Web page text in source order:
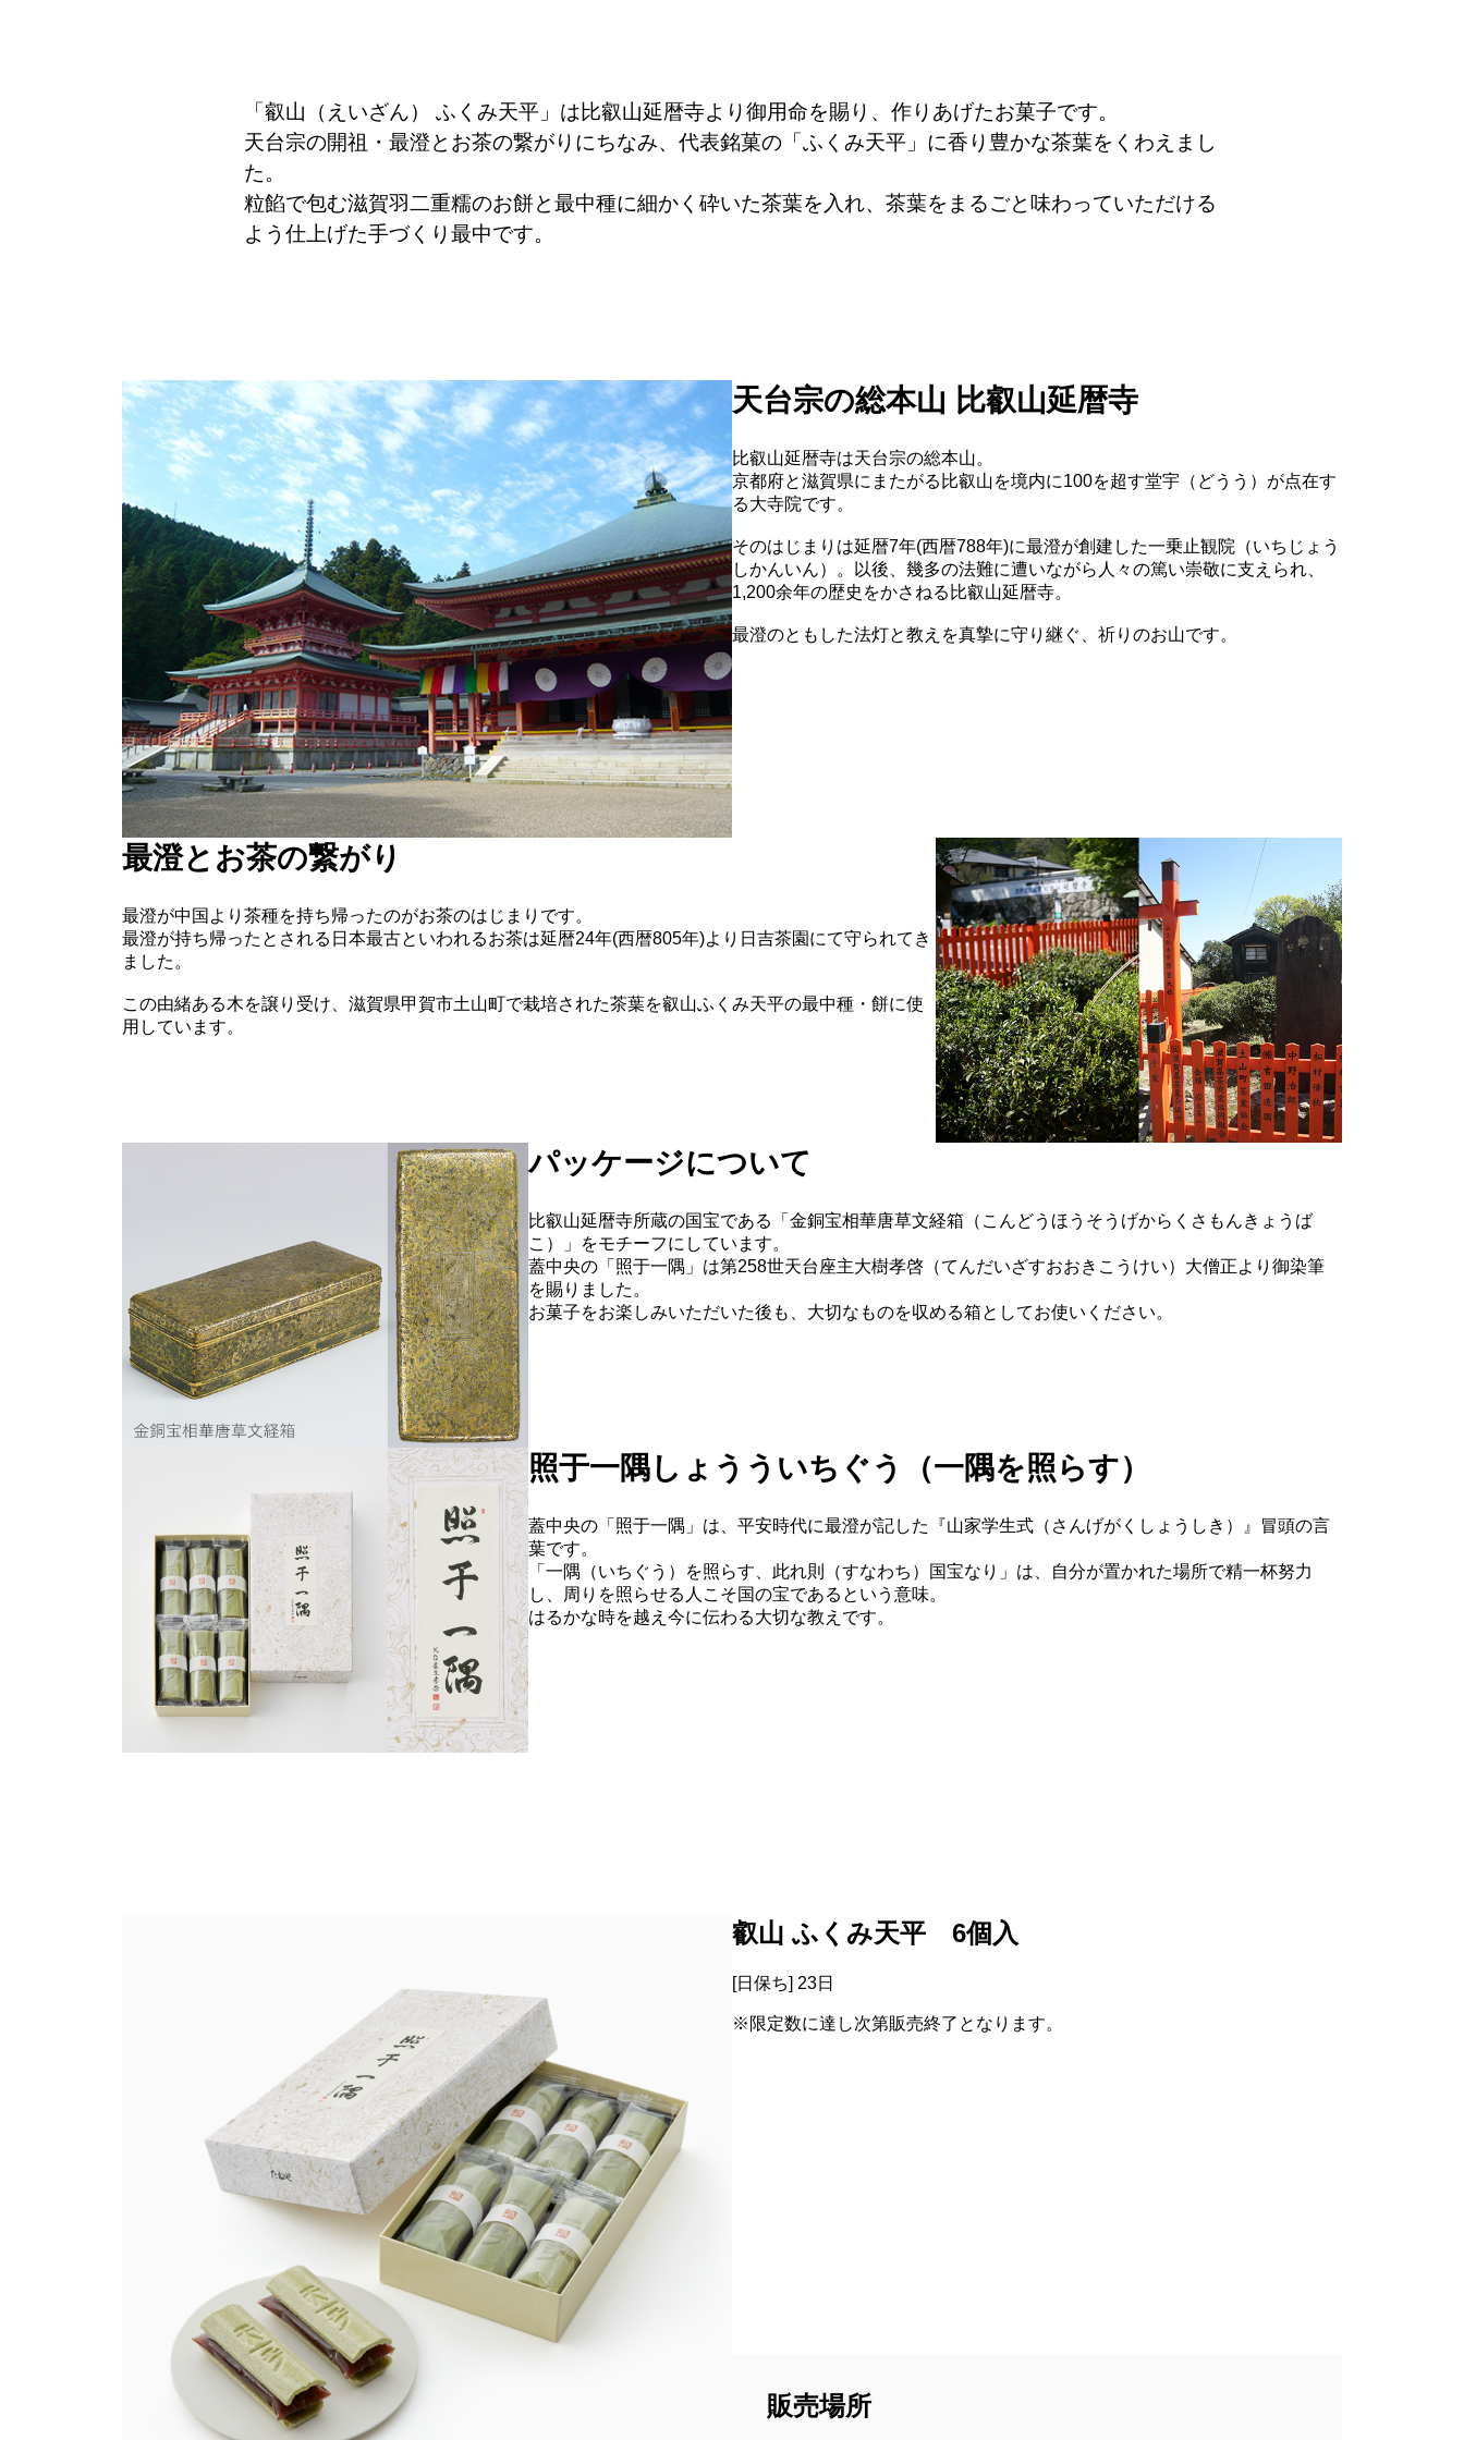
「叡山（えいざん） ふくみ天平」は比叡山延暦寺より御用命を賜り、作りあげたお菓子です。
天台宗の開祖・最澄とお茶の繋がりにちなみ、代表銘菓の「ふくみ天平」に香り豊かな茶葉をくわえまし
た。
粒餡で包む滋賀羽二重糯のお餅と最中種に細かく砕いた茶葉を入れ、茶葉をまるごと味わっていただける
よう仕上げた手づくり最中です。
天台宗の総本山 比叡山延暦寺
比叡山延暦寺は天台宗の総本山。
京都府と滋賀県にまたがる比叡山を境内に100を超す堂宇（どうう）が点在す
る大寺院です。
そのはじまりは延暦7年(西暦788年)に最澄が創建した一乗止観院（いちじょう
しかんいん）。以後、幾多の法難に遭いながら人々の篤い崇敬に支えられ、
1,200余年の歴史をかさねる比叡山延暦寺。
最澄のともした法灯と教えを真摯に守り継ぐ、祈りのお山です。
最澄とお茶の繋がり
最澄が中国より茶種を持ち帰ったのがお茶のはじまりです。
最澄が持ち帰ったとされる日本最古といわれるお茶は延暦24年(西暦805年)より日吉茶園にて守られてき
ました。
この由緒ある木を譲り受け、滋賀県甲賀市土山町で栽培された茶葉を叡山ふくみ天平の最中種・餅に使
用しています。
パッケージについて
比叡山延暦寺所蔵の国宝である「金銅宝相華唐草文経箱（こんどうほうそうげからくさもんきょうば
こ）」をモチーフにしています。
蓋中央の「照于一隅」は第258世天台座主大樹孝啓（てんだいざすおおきこうけい）大僧正より御染筆
を賜りました。
お菓子をお楽しみいただいた後も、大切なものを収める箱としてお使いください。
照于一隅しょうういちぐう（一隅を照らす）
蓋中央の「照于一隅」は、平安時代に最澄が記した『山家学生式（さんげがくしょうしき）』冒頭の言
葉です。
「一隅（いちぐう）を照らす、此れ則（すなわち）国宝なり」は、自分が置かれた場所で精一杯努力
し、周りを照らせる人こそ国の宝であるという意味。
はるかな時を越え今に伝わる大切な教えです。
叡山 ふくみ天平 6個入
[日保ち] 23日
※限定数に達し次第販売終了となります。
販売場所